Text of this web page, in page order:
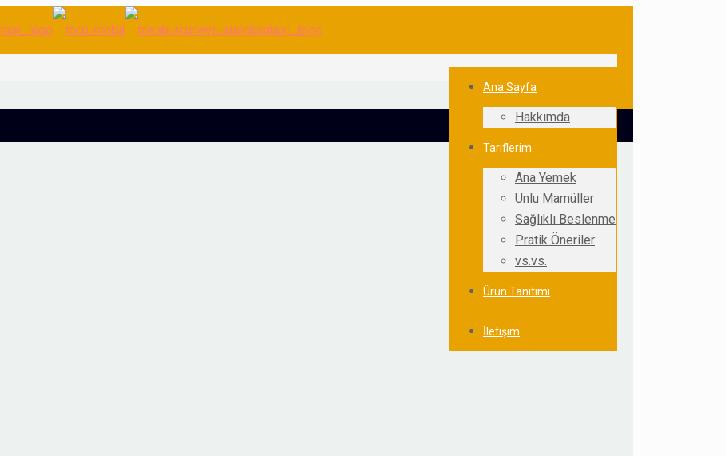
Ana Sayfa
Hakkımda
Tariflerim
Ana Yemek
Unlu Mamüller
Sağlıklı Beslenme
Pratik Öneriler
vs.vs.
Ürün Tanıtımı
İletişim